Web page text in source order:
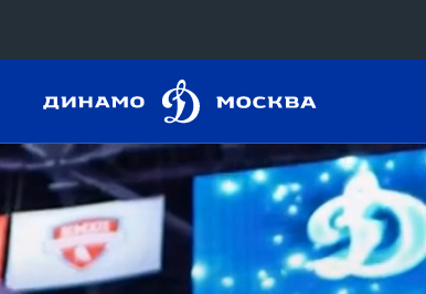
«Восток»
Харламова
Автомобилист
Ак Барс
Металлург Мг
Динамо